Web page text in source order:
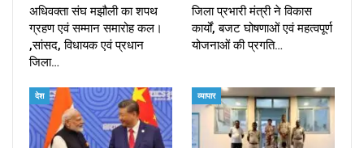
अधिवक्ता संघ मझौली का शपथ
ग्रहण एवं सम्मान समारोह कल।
,सांसद, विधायक एवं प्रधान
जिला…
जिला प्रभारी मंत्री ने विकास
कार्यों, बजट घोषणाओं एवं महत्वपूर्ण
योजनाओं की प्रगति…
देश व्यापार